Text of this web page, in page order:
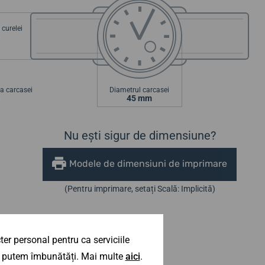
curelei
carcasei Diametrul carcasei
45 mm
Nu ești sigur de dimensiune?
Modele de dimensiuni de imprimare
(Pentru imprimare, setați Scală: Implicită)
personal pentru ca serviciile
îmbunătăți. Mai multe aici.